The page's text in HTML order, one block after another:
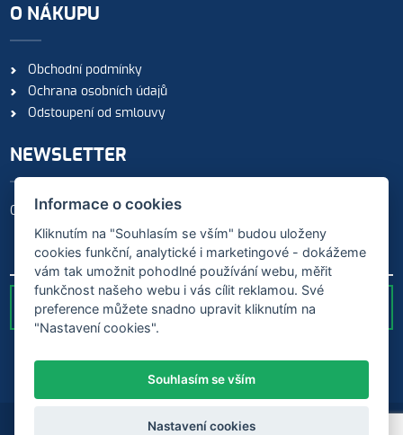
O NÁKUPU
Obchodní podmínky
Ochrana osobních údajů
Odstoupení od smlouvy
NEWSLETTER
Odebírejte naše novinky
ODESLAT
Created byOrbinet s.r.o.
Informace o cookies
Kliknutím na "Souhlasím se vším" budou uloženy
cookies funkční, analytické i marketingové - dokážeme
vám tak umožnit pohodlné používání webu, měřit
funkčnost našeho webu i vás cílit reklamou. Své
preference můžete snadno upravit kliknutím na
"Nastavení cookies".
Souhlasím se vším
Nastavení cookies